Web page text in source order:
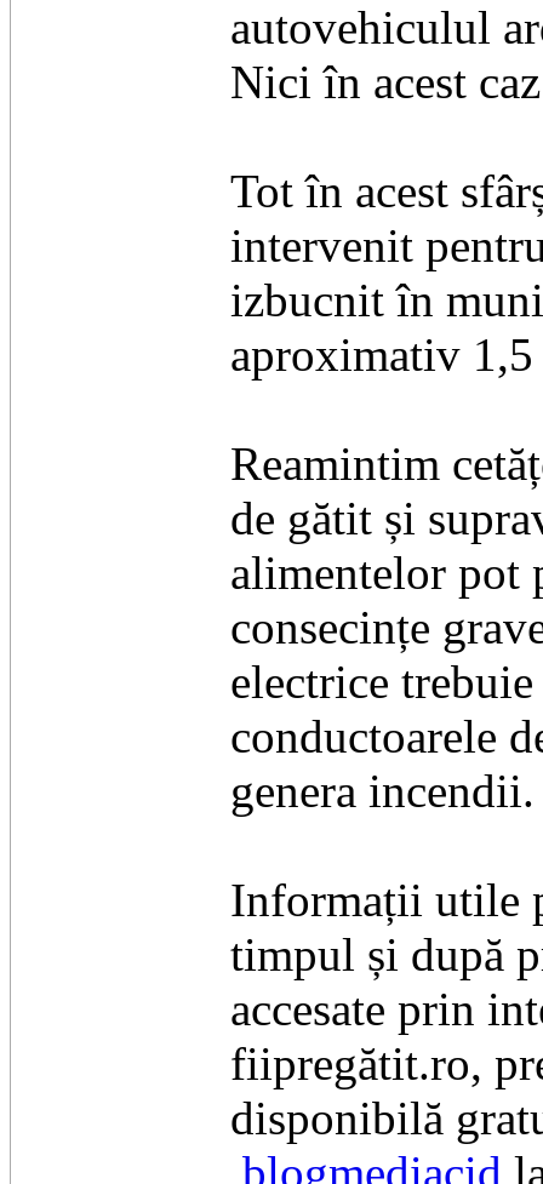
autovehiculul
Nici în acest
Tot în acest
intervenit
izbucnit în
aproximativ 1,5
Reamintim
de gătit și
alimentelor pot
consecințe
electrice
conductoarele
genera incendii.
Informații utile
timpul și după
accesate prin
fiipregătit.ro,
disponibilă
blogmediacid